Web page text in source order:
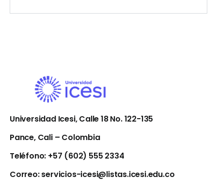
Universidad Icesi, Calle 18 No. 122-135
Pance, Cali – Colombia
Teléfono: +57 (602) 555 2334
Correo:servicios-icesi@listas.icesi.edu.co